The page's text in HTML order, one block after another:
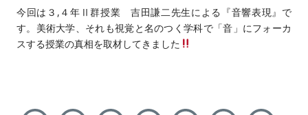
主任教授より
修士/博士論文・制作
CONTACT展
オープンキャンパス
主な就職先・進学先
入試情報
過去学部入試問題
BLOG
お問い合わせ
今回は３,４年Ⅱ群授業 吉田謙二先生による『音響表現』で
す。美術大学、それも視覚と名のつく学科で「音」にフォーカ
スする授業の真相を取材してきました